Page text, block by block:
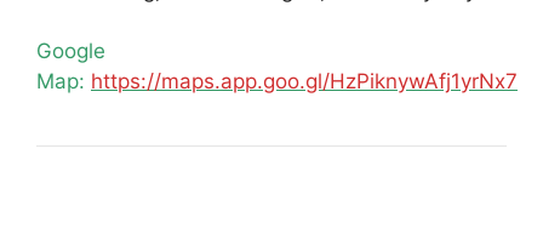
Google
Map: https://maps.app.goo.gl/HzPiknywAfj1yrNx7